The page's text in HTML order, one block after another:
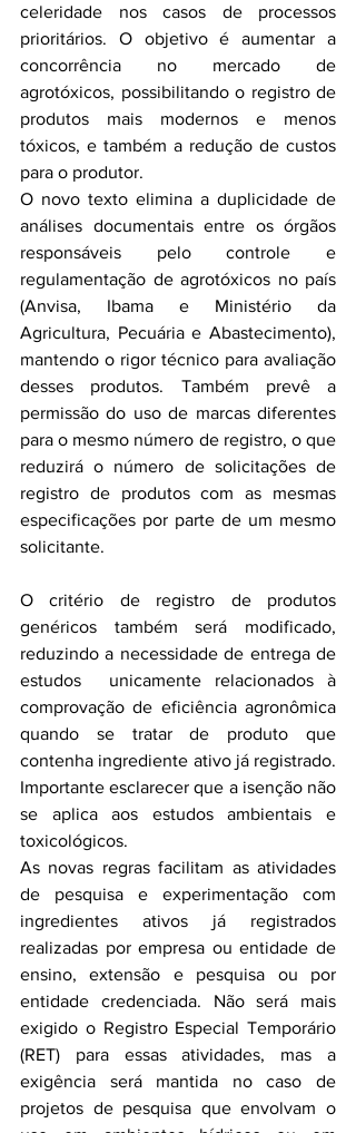
celeridade nos casos de processos
prioritários. O objetivo é aumentar a
concorrência no mercado de
agrotóxicos, possibilitando o registro de
produtos mais modernos e menos
tóxicos, e também a redução de custos
para o produtor.
O novo texto elimina a duplicidade de
análises documentais entre os órgãos
responsáveis pelo controle e
regulamentação de agrotóxicos no país
(Anvisa, Ibama e Ministério da
Agricultura, Pecuária e Abastecimento),
mantendo o rigor técnico para avaliação
desses produtos. Também prevê a
permissão do uso de marcas diferentes
para o mesmo número de registro, o que
reduzirá o número de solicitações de
registro de produtos com as mesmas
especificações por parte de um mesmo
solicitante.
O critério de registro de produtos
genéricos também será modificado,
reduzindo a necessidade de entrega de
estudos  unicamente relacionados à
comprovação de eficiência agronômica
quando se tratar de produto que
contenha ingrediente ativo já registrado.
Importante esclarecer que a isenção não
se aplica aos estudos ambientais e
toxicológicos.
As novas regras facilitam as atividades
de pesquisa e experimentação com
ingredientes ativos já registrados
realizadas por empresa ou entidade de
ensino, extensão e pesquisa ou por
entidade credenciada. Não será mais
exigido o Registro Especial Temporário
(RET) para essas atividades, mas a
exigência será mantida no caso de
projetos de pesquisa que envolvam o